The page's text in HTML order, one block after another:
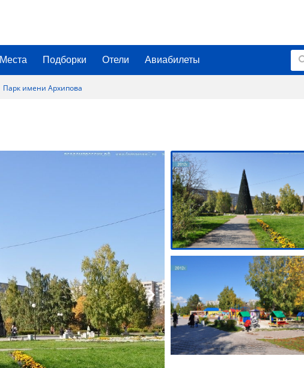
Места Подборки Отели Авиабилеты
Парк имени Архипова